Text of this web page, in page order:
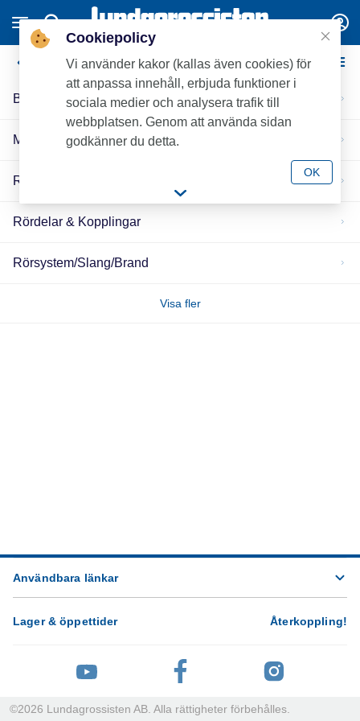
Ej lagerlagt material
Brunnar & Avloppssystem
Montage & Utrustning
Rör
Rördelar & Kopplingar
Rörsystem/Slang/Brand
Visa fler
Användbara länkar
Lager & öppettider Återkoppling!
©2026 Lundagrossisten AB. Alla rättigheter förbehålles.
Cookiepolicy
Vi använder kakor (kallas även cookies) för
att anpassa innehåll, erbjuda funktioner i
sociala medier och analysera trafik till
webbplatsen. Genom att använda sidan
godkänner du detta.
OK